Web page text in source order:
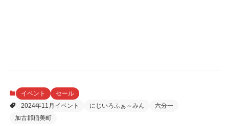
イベント
セール
2024年11月イベント
にじいろふぁ～みん
六分一
加古郡稲美町